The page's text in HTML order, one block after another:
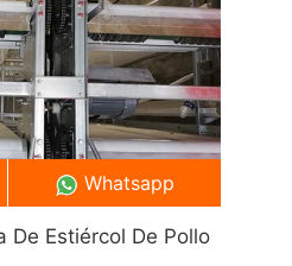
De Estiércol De Pollo
Whatsapp